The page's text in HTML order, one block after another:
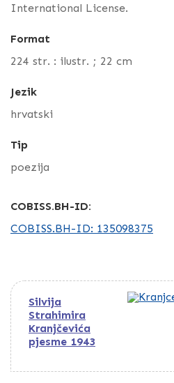
International License.
Format
224 str. : ilustr. ; 22 cm
Jezik
hrvatski
Tip
poezija
COBISS.BH-ID:
COBISS.BH-ID: 135098375
Silvija
Strahimira
Kranjčevića
pjesme 1943